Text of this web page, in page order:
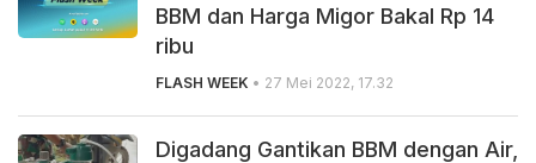
BBM dan Harga Migor Bakal Rp 14
ribu
FLASH WEEK • 27 Mei 2022, 17.32
Digadang Gantikan BBM dengan Air,